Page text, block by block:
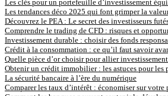
Les clés pour un portefeuille d’investissement
Les tendances déco 2025 qui font grimper la
Découvrez le PEA : Le secret des investisseurs
Comprendre le trading de CFD : risques et
Investissement durable : choisir des fonds
Crédit à la consommation : ce qu’il faut savoir
Quelle pièce d’or choisir pour allier
Obtenir un crédit immobilier : les astuces pour les
La sécurité bancaire à l’ère du numérique
Comparer les taux d’intérêt : économiser sur